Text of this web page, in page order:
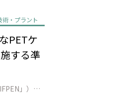
術・プラント
PETケ
する凖
株式会社JEPLAN（代表取締役 執行役員社長：髙尾 正樹、以下「JEPLAN」）は、Axens（以下「Axens」）とIFP Energies nouvelles（以下「IFPEN」）とともに、JEPLANの保有する北九州響灘プラント（福岡県北九州市）を改築・拡張する形で、「Rewind® PET」の凖商用レベルの設…